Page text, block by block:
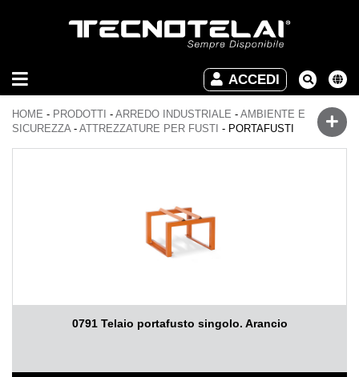
ACCEDI
INDUSTRIALE
ARREDO
UFFICIO
HOME - PRODOTTI - ARREDO INDUSTRIALE - AMBIENTE E
SICUREZZA- ATTREZZATURE PER FUSTI - PORTAFUSTI
0791 Telaio portafusto singolo. Arancio